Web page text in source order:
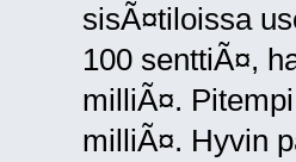
sisÃ¤tiloissa
100 senttiÃ¤,
milliÃ¤.
milliÃ¤. Hyvin